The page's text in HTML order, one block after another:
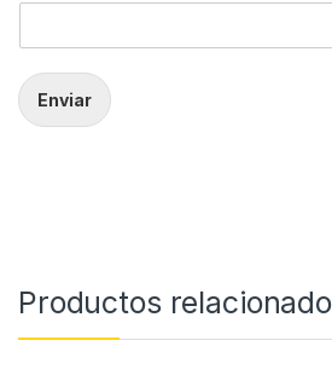
Enviar
Productos